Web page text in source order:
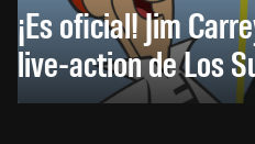
¡Es oficial! Jim
live-action de Los